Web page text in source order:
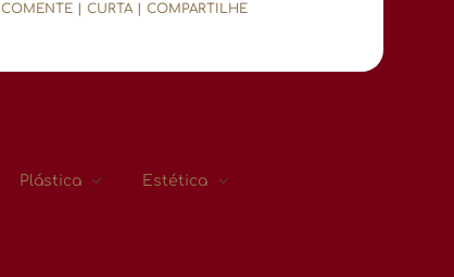
COMENTE | CURTA | COMPARTILHE
Plástica Estética